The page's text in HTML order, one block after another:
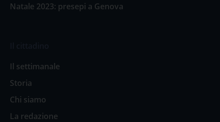
Natale 2023: presepi a Genova
Il settimanale
Storia
Chi siamo
La redazione